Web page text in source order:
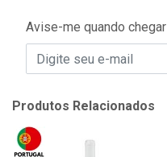
Avise-me quando chegar
Produtos Relacionados